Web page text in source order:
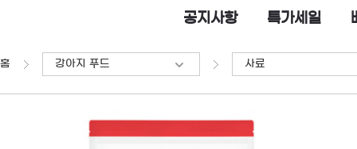
공지사항 특가세일
홈 강아지 푸드 사료